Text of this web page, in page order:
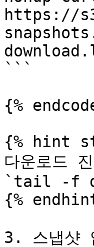
https://
```
{%
{% hint
다운로드
`tail -f
{%
3. 스냅샷